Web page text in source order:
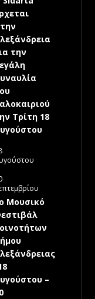
την
Τρίτη 18
Μουσικό
–